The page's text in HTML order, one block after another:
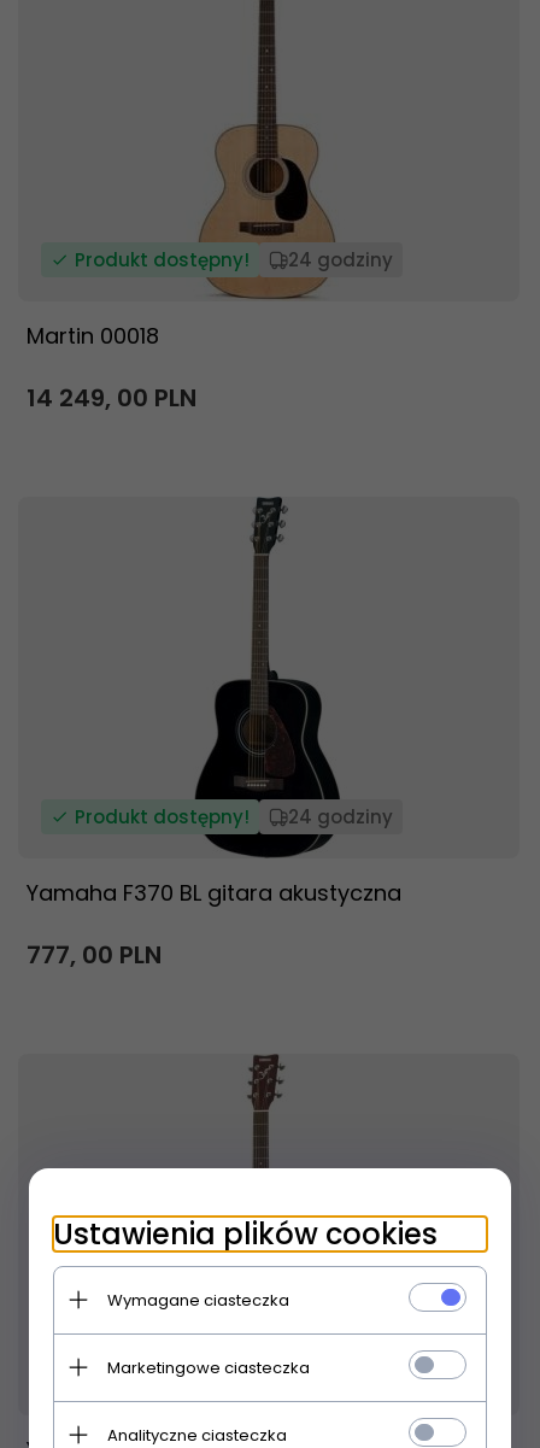
Produkt dostępny! 24 godziny
Martin 00018
14 249, 00 PLN
Produkt dostępny! 24 godziny
Yamaha F370 BL gitara akustyczna
777, 00 PLN
Produkt dostępny! 24 godziny
Ustawienia plików cookies
Wymagane ciasteczka
Marketingowe ciasteczka
Analityczne ciasteczka